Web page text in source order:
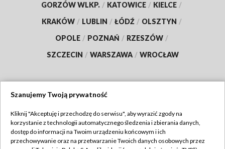
GORZÓW WLKP. / KATOWICE / KIELCE /
KRAKÓW / LUBLIN / ŁÓDŹ / OLSZTYN /
OPOLE / POZNAŃ / RZESZÓW /
SZCZECIN / WARSZAWA / WROCŁAW
TVP
Abonament TVP
Regulamin TVP
Szanujemy Twoją prywatność
Kliknij "Akceptuję i przechodzę do serwisu", aby wyrazić zgody na
korzystanie z technologii automatycznego śledzenia i zbierania danych,
dostęp do informacji na Twoim urządzeniu końcowym i ich
przechowywanie oraz na przetwarzanie Twoich danych osobowych przez